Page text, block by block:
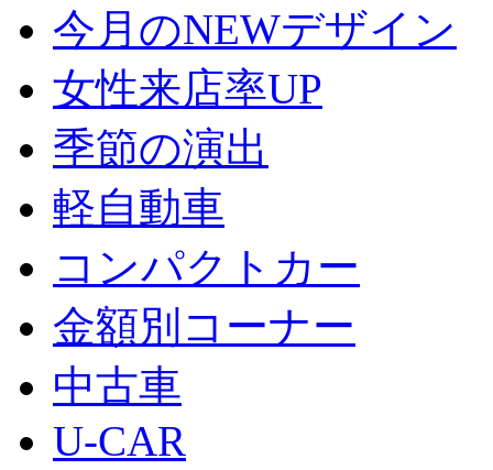
今月のNEWデザイン
女性来店率UP
季節の演出
軽自動車
コンパクトカー
金額別コーナー
中古車
U-CAR